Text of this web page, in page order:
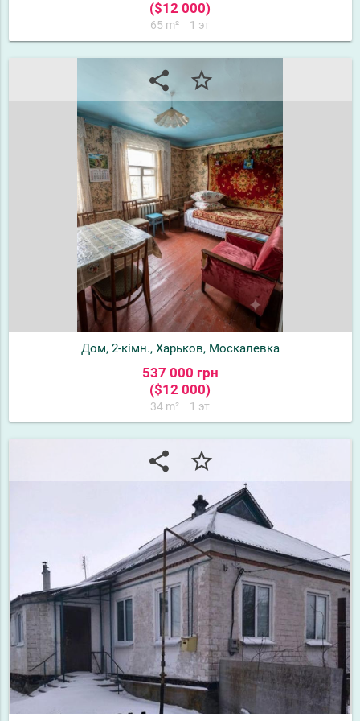
($12 000)
65 m² 1 эт
share star_border
Дом, 2-кімн., Харьков, Москалевка
537 000 грн
($12 000)
34 m² 1 эт
share star_border